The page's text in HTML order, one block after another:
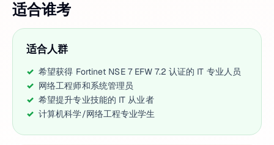
适合谁考
适合人群
希望获得 Fortinet NSE 7 EFW 7.2 认证的 IT 专业人员
网络工程师和系统管理员
希望提升专业技能的 IT 从业者
计算机科学/网络工程专业学生